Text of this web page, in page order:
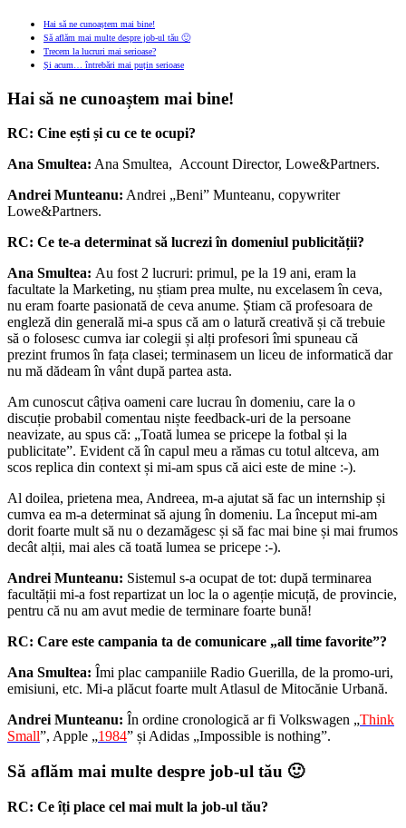
Hai să ne cunoaștem mai bine!
Să aflăm mai multe despre job-ul tău 🙂
Trecem la lucruri mai serioase?
Și acum… întrebări mai puțin serioase
Hai să ne cunoaștem mai bine!
RC: Cine ești și cu ce te ocupi?
Ana Smultea: Ana Smultea, Account Director, Lowe&Partners.
Andrei Munteanu: Andrei „Beni” Munteanu, copywriter
Lowe&Partners.
RC: Ce te-a determinat să lucrezi în domeniul publicității?
Ana Smultea: Au fost 2 lucruri: primul, pe la 19 ani, eram la
facultate la Marketing, nu știam prea multe, nu excelasem în ceva,
nu eram foarte pasionată de ceva anume. Știam că profesoara de
engleză din generală mi-a spus că am o latură creativă și că trebuie
să o folosesc cumva iar colegii și alți profesori îmi spuneau că
prezint frumos în fața clasei; terminasem un liceu de informatică dar
nu mă dădeam în vânt după partea asta.
Am cunoscut câțiva oameni care lucrau în domeniu, care la o
discuție probabil comentau niște feedback-uri de la persoane
neavizate, au spus că: „Toată lumea se pricepe la fotbal și la
publicitate”. Evident că în capul meu a rămas cu totul altceva, am
scos replica din context și mi-am spus că aici este de mine :-).
Al doilea, prietena mea, Andreea, m-a ajutat să fac un internship și
cumva ea m-a determinat să ajung în domeniu. La început mi-am
dorit foarte mult să nu o dezamăgesc și să fac mai bine și mai frumos
decât alții, mai ales că toată lumea se pricepe :-).
Andrei Munteanu: Sistemul s-a ocupat de tot: după terminarea
facultății mi-a fost repartizat un loc la o agenție micuță, de provincie,
pentru că nu am avut medie de terminare foarte bună!
RC: Care este campania ta de comunicare „all time favorite”?
Ana Smultea: Îmi plac campaniile Radio Guerilla, de la promo-uri,
emisiuni, etc. Mi-a plăcut foarte mult Atlasul de Mitocănie Urbană.
Andrei Munteanu: În ordine cronologică ar fi Volkswagen „Think
Small”, Apple „1984” și Adidas „Impossible is nothing”.
Să aflăm mai multe despre job-ul tău 🙂
RC: Ce îți place cel mai mult la job-ul tău?